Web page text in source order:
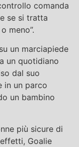
comanda
se si tratta
meno”.
un marciapiede
un quotidiano
dal suo
in un parco
un bambino
più sicure di
Goalie